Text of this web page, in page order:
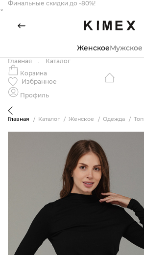
Финальные скидки до -80%!
×
ЖенскоеМужское
Главная
Каталог
Корзина
Избранное
Профиль
Главная Каталог Женское Одежда Топ